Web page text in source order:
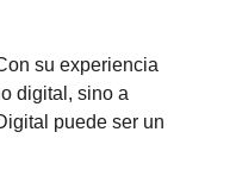
su experiencia
digital, sino a
puede ser un